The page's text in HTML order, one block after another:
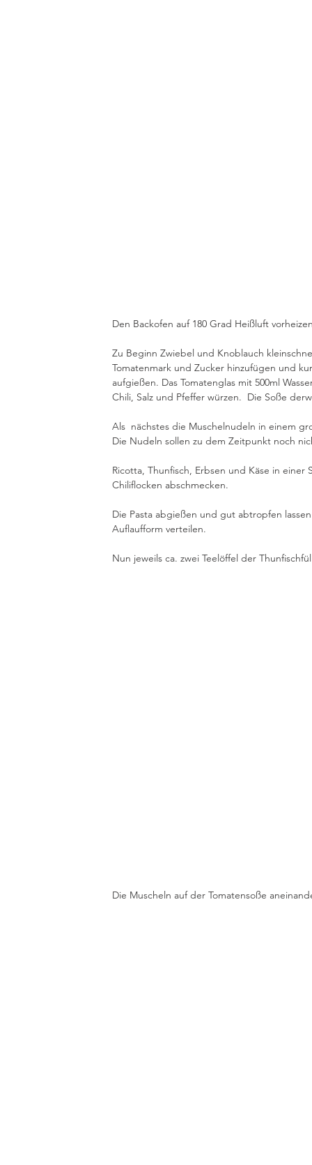
Den Backofen auf 180 Grad Heißluft
Zu Beginn Zwiebel und Knoblauch
Tomatenmark und Zucker hinzufügen und
aufgießen. Das Tomatenglas mit 500ml
Chili, Salz und Pfeffer würzen.  Die Soße
Als  nächstes die Muschelnudeln in einem
Die Nudeln sollen zu dem Zeitpunkt noch
Ricotta, Thunfisch, Erbsen und Käse in
Chiliflocken abschmecken.
Die Pasta abgießen und gut abtropfen
Auflaufform verteilen.
Nun jeweils ca. zwei Teelöffel der
Die Muscheln auf der Tomatensoße